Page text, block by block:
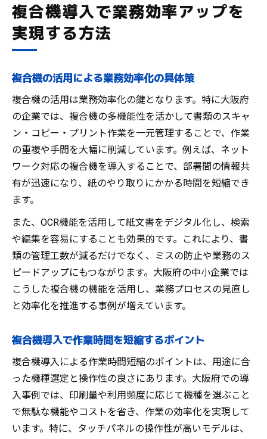
複合機導入で業務効率アップを
実現する方法
複合機の活用による業務効率化の具体策
複合機の活用は業務効率化の鍵となります。特に大阪府
の企業では、複合機の多機能性を活かして書類のスキャ
ン・コピー・プリント作業を一元管理することで、作業
の重複や手間を大幅に削減しています。例えば、ネット
ワーク対応の複合機を導入することで、部署間の情報共
有が迅速になり、紙のやり取りにかかる時間を短縮でき
ます。
また、OCR機能を活用して紙文書をデジタル化し、検索
や編集を容易にすることも効果的です。これにより、書
類の管理工数が減るだけでなく、ミスの防止や業務のス
ピードアップにもつながります。大阪府の中小企業では
こうした複合機の機能を活用し、業務プロセスの見直し
と効率化を推進する事例が増えています。
複合機導入で作業時間を短縮するポイント
複合機導入による作業時間短縮のポイントは、用途に合
った機種選定と操作性の良さにあります。大阪府での導
入事例では、印刷量や利用頻度に応じて機種を選ぶこと
で無駄な機能やコストを省き、作業の効率化を実現して
います。特に、タッチパネルの操作性が高いモデルは、